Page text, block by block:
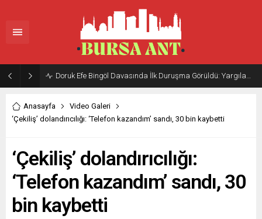
Doruk Efe Bingöl Davasında İlk Duruşma Görüldü: Yargılama 20 Ekim 2026’ya Ertelendi
Anasayfa
Video Galeri
‘Çekiliş’ dolandırıcılığı: ‘Telefon kazandım’ sandı, 30 bin kaybetti
‘Çekiliş’ dolandırıcılığı:
‘Telefon kazandım’ sandı, 30
bin kaybetti